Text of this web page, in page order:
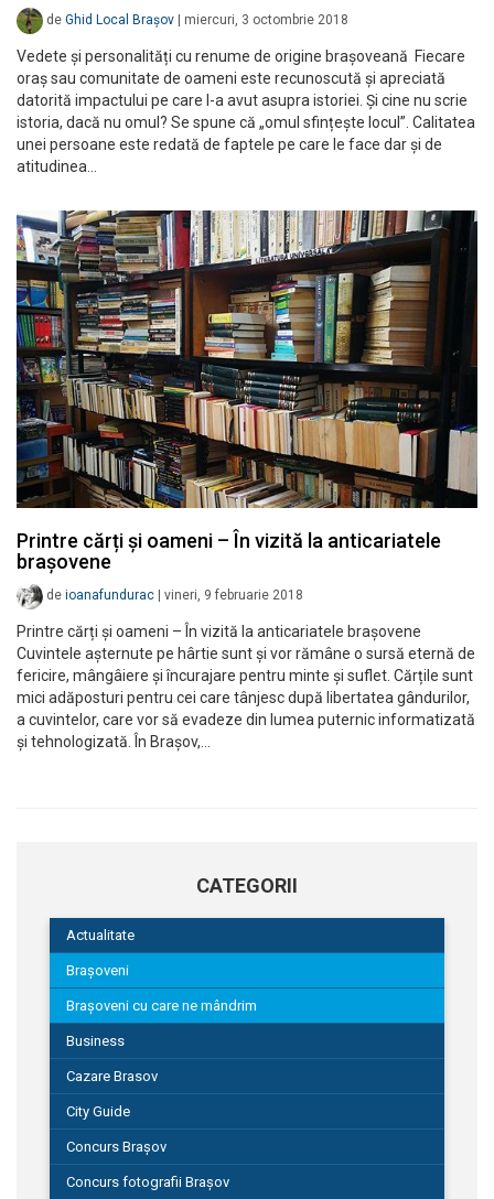
de Ghid Local Brașov miercuri, 3 octombrie 2018
Vedete și personalități cu renume de origine brașoveană Fiecare
oraș sau comunitate de oameni este recunoscută și apreciată
datorită impactului pe care l-a avut asupra istoriei. Și cine nu scrie
istoria, dacă nu omul? Se spune că „omul sfințește locul”. Calitatea
unei persoane este redată de faptele pe care le face dar și de
atitudinea…
Printre cărți și oameni – În vizită la anticariatele
brașovene
de ioanafundurac vineri, 9 februarie 2018
Printre cărți și oameni – În vizită la anticariatele brașovene
Cuvintele așternute pe hârtie sunt și vor rămâne o sursă eternă de
fericire, mângâiere și încurajare pentru minte și suflet. Cărțile sunt
mici adăposturi pentru cei care tânjesc după libertatea gândurilor,
a cuvintelor, care vor să evadeze din lumea puternic informatizată
și tehnologizată. În Brașov,…
CATEGORII
Actualitate
Brașoveni
Brașoveni cu care ne mândrim
Business
Cazare Brasov
City Guide
Concurs Brașov
Concurs fotografii Brașov